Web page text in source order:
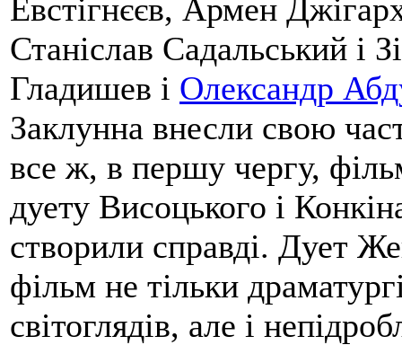
Евстігнєєв, Армен
Станіслав Садальський і
Гладишев і Олександр
Заклунна внесли свою
все ж, в першу чергу,
дуету Висоцького і
створили справді. Дует
фільм не тільки
світоглядів, але і